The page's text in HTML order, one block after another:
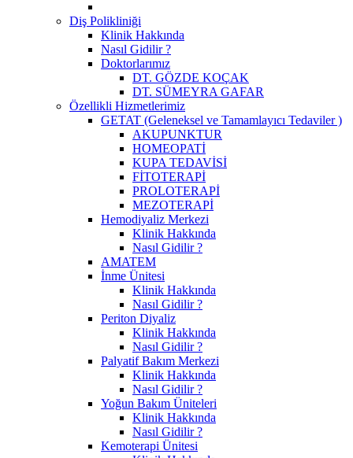
Diş Polikliniği
Klinik Hakkında
Nasıl Gidilir ?
Doktorlarımız
DT. GÖZDE KOÇAK
DT. SÜMEYRA GAFAR
Özellikli Hizmetlerimiz
GETAT (Geleneksel ve Tamamlayıcı Tedaviler )
AKUPUNKTUR
HOMEOPATİ
KUPA TEDAVİSİ
FİTOTERAPİ
PROLOTERAPİ
MEZOTERAPİ
Hemodiyaliz Merkezi
Klinik Hakkında
Nasıl Gidilir ?
AMATEM
İnme Ünitesi
Klinik Hakkında
Nasıl Gidilir ?
Periton Diyaliz
Klinik Hakkında
Nasıl Gidilir ?
Palyatif Bakım Merkezi
Klinik Hakkında
Nasıl Gidilir ?
Yoğun Bakım Üniteleri
Klinik Hakkında
Nasıl Gidilir ?
Kemoterapi Ünitesi